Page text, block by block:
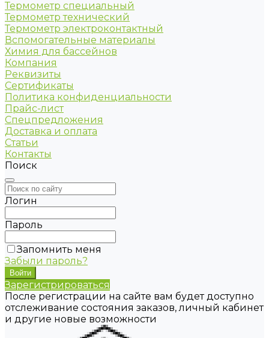
Термометр специальный
Термометр технический
Термометр электроконтактный
Вспомогательные материалы
Химия для бассейнов
Компания
Реквизиты
Сертификаты
Политика конфиденциальности
Прайс-лист
Спецпредложения
Доставка и оплата
Статьи
Контакты
Поиск
Логин
Пароль
Запомнить меня
Забыли пароль?
Зарегистрироваться
После регистрации на сайте вам будет доступно
отслеживание состояния заказов, личный кабинет
и другие новые возможности